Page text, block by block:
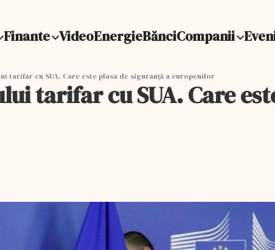
Finante VideoEnergieBănciCompanii
tarifar cu SUA. Care este plasa de siguranță a europenilor
tarifar cu SUA. Care